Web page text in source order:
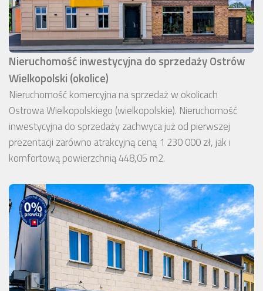
Nieruchomość inwestycyjna do sprzedaży Ostrów
Wielkopolski (okolice)
Nieruchomość komercyjna na sprzedaż w okolicach
Ostrowa Wielkopolskiego (wielkopolskie). Nieruchomość
inwestycyjna do sprzedaży zachwyca już od pierwszej
prezentacji zarówno atrakcyjną ceną 1 230 000 zł, jak i
komfortową powierzchnią 448,05 m2.